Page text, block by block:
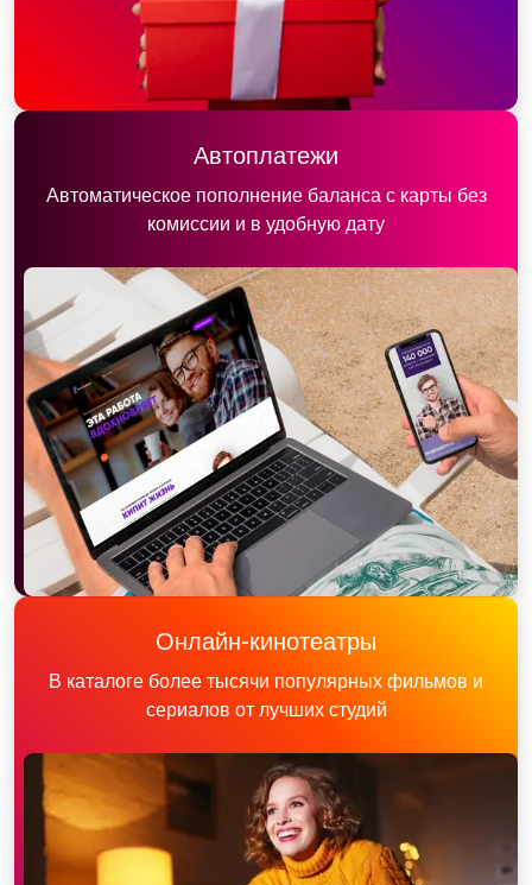
Автоплатежи
Автоматическое пополнение баланса с карты без
комиссии и в удобную дату
Онлайн-кинотеатры
В каталоге более тысячи популярных фильмов и
сериалов от лучших студий